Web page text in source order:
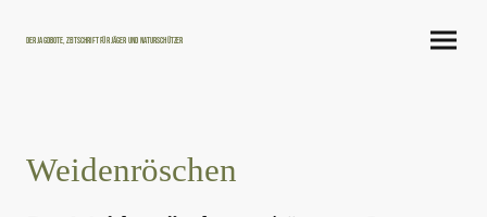
Der Jagdbote, Zeitschrift für Jäger und Naturschützer
Weidenröschen